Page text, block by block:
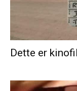
Dette er